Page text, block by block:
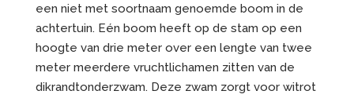
een niet met soortnaam genoemde boom in de
achtertuin. Eén boom heeft op de stam op een
hoogte van drie meter over een lengte van twee
meter meerdere vruchtlichamen zitten van de
dikrandtonderzwam. Deze zwam zorgt voor witrot